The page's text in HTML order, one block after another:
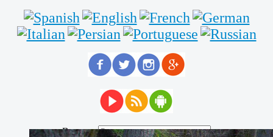
Buscar...